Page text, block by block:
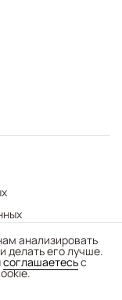
анализировать
делать его лучше.
соглашаетесьс